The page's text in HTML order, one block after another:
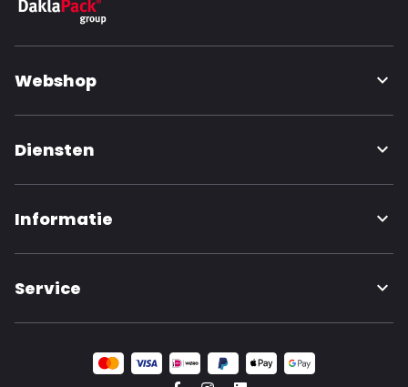
Webshop
Diensten
Informatie
Service